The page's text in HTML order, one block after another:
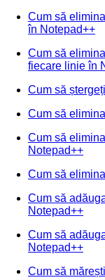
Cum să
în Notepad++
Cum să
fiecare linie în
Cum să
Cum să
Cum să
Notepad++
Cum să
Cum să
Notepad++
Cum să
Notepad++
Cum să